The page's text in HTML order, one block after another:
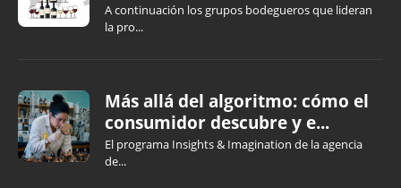
A continuación los grupos bodegueros que lideran
la pro...
Más allá del algoritmo: cómo el
consumidor descubre y e...
El programa Insights & Imagination de la agencia
de...